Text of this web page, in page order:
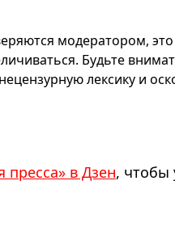
модератором,
Будьте
лексику и
пресса» в Дзен, чтобы